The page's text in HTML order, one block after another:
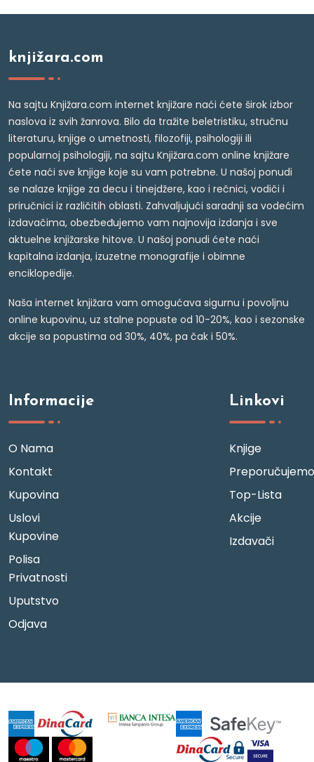
knjižara.com
Na sajtu Knjižara.com internet knjižare naći ćete širok izbor
naslova iz svih žanrova. Bilo da tražite beletristiku, stručnu
literaturu, knjige o umetnosti, filozofiji, psihologiji ili
popularnoj psihologiji, na sajtu Knjižara.com online knjižare
ćete naći sve knjige koje su vam potrebne. U našoj ponudi
se nalaze knjige za decu i tinejdžere, kao i rečnici, vodiči i
priručnici iz različitih oblasti. Zahvaljujući saradnji sa vodećim
izdavačima, obezbeđujemo vam najnovija izdanja i sve
aktuelne knjižarske hitove. U našoj ponudi ćete naći
kapitalna izdanja, izuzetne monografije i obimne
enciklopedije.
Naša internet knjižara vam omogućava sigurnu i povoljnu
online kupovinu, uz stalne popuste od 10-20%, kao i sezonske
akcije sa popustima od 30%, 40%, pa čak i 50%.
Informacije
O Nama
Kontakt
Kupovina
Uslovi
Kupovine
Polisa
Privatnosti
Uputstvo
Odjava
Linkovi
Knjige
Preporučujemo
Top-Lista
Akcije
Izdavači